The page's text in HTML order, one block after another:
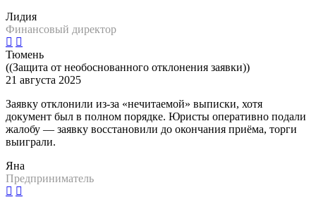
Лидия
Финансовый директор
Тюмень
((Защита от необоснованного отклонения заявки))
21 августа 2025
Заявку отклонили из-за «нечитаемой» выписки, хотя
документ был в полном порядке. Юристы оперативно подали
жалобу — заявку восстановили до окончания приёма, торги
выиграли.
Яна
Предприниматель